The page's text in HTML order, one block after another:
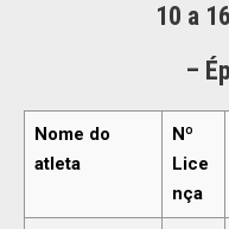
10 a
–
Nome do
atleta
Nº
Lice
nça